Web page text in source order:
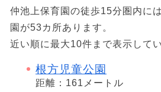
仲池上保育園の徒歩15分圏内に
園が53カ所あります。
近い順に最大10件まで表示してい
根方児童公園
距離：161メートル